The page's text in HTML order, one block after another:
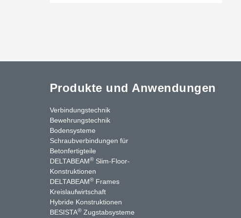
Produkte und Anwendungen
Verbindungstechnik
Bewehrungstechnik
Bodensysteme
Schraubverbindungen für
Betonfertigteile
DELTABEAM® Slim-Floor-
Konstruktionen
DELTABEAM® Frames
Kreislaufwirtschaft
Hybride Konstruktionen
BESISTA® Zugstabsysteme
YouTubeKontakt